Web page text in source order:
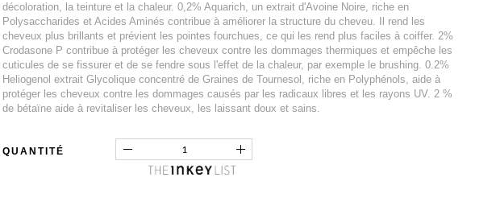
décoloration, la teinture et la chaleur. 0,2% Aquarich, un extrait d'Avoine Noire, riche en
Polysaccharides et Acides Aminés contribue à améliorer la structure du cheveu. Il rend les
cheveux plus brillants et prévient les pointes fourchues, ce qui les rend plus faciles à coiffer. 2%
Crodasone P contribue à protéger les cheveux contre les dommages thermiques et empêche les
cuticules de se fissurer et de se fendre sous l'effet de la chaleur, par exemple le brushing. 0.2%
Heliogenol extrait Glycolique concentré de Graines de Tournesol, riche en Polyphénols, aide à
protéger les cheveux contre les dommages causés par les radicaux libres et les rayons UV. 2 %
de bétaïne aide à revitaliser les cheveux, les laissant doux et sains.
QUANTITÉ